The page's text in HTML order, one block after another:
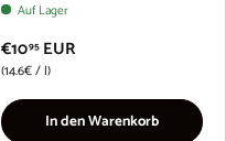
Auf Lager
€1095 EUR
Grundpreis
14.6€/l
In den Warenkorb